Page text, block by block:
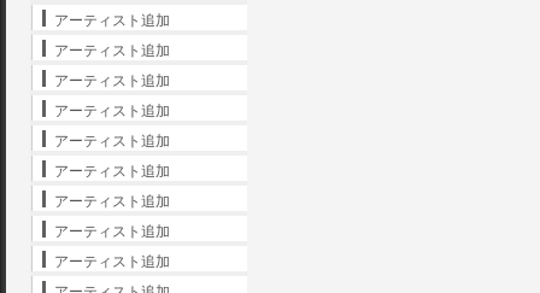
アーティスト追加
アーティスト追加
アーティスト追加
アーティスト追加
アーティスト追加
アーティスト追加
アーティスト追加
アーティスト追加
アーティスト追加